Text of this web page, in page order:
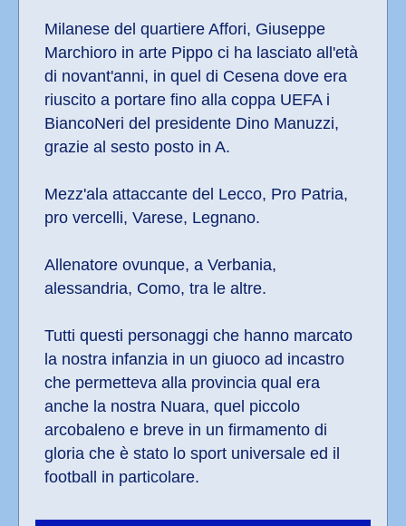
Milanese del quartiere Affori, Giuseppe
Marchioro in arte Pippo ci ha lasciato all'età
di novant'anni, in quel di Cesena dove era
riuscito a portare fino alla coppa UEFA i
BiancoNeri del presidente Dino Manuzzi,
grazie al sesto posto in A.
Mezz'ala attaccante del Lecco, Pro Patria,
pro vercelli, Varese, Legnano.
Allenatore ovunque, a Verbania,
alessandria, Como, tra le altre.
Tutti questi personaggi che hanno marcato
la nostra infanzia in un giuoco ad incastro
che permetteva alla provincia qual era
anche la nostra Nuara, quel piccolo
arcobaleno e breve in un firmamento di
gloria che è stato lo sport universale ed il
football in particolare.